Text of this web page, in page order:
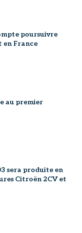
poursuivre
en France
au premier
sera produite en
Citroën 2CV et